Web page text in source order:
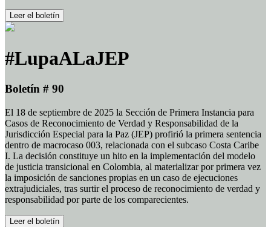
Leer el boletín
#LupaALaJEP
Boletín # 90
El 18 de septiembre de 2025 la Sección de Primera Instancia para
Casos de Reconocimiento de Verdad y Responsabilidad de la
Jurisdicción Especial para la Paz (JEP) profirió la primera sentencia
dentro de macrocaso 003, relacionada con el subcaso Costa Caribe
I. La decisión constituye un hito en la implementación del modelo
de justicia transicional en Colombia, al materializar por primera vez
la imposición de sanciones propias en un caso de ejecuciones
extrajudiciales, tras surtir el proceso de reconocimiento de verdad y
responsabilidad por parte de los comparecientes.
Leer el boletín